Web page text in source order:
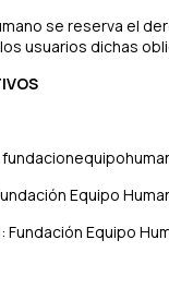
se reserva el
usuarios dichas
Equipo
Equipo